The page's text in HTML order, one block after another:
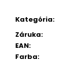
Kategória:
Záruka:
EAN:
Farba: